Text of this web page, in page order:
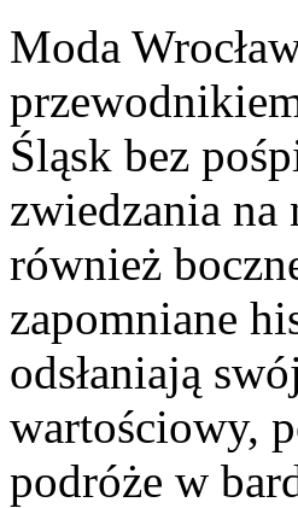
Moda
Śląsk bez
zwiedzania na
również
zapomniane
odsłaniają
wartościowy,
podróże w